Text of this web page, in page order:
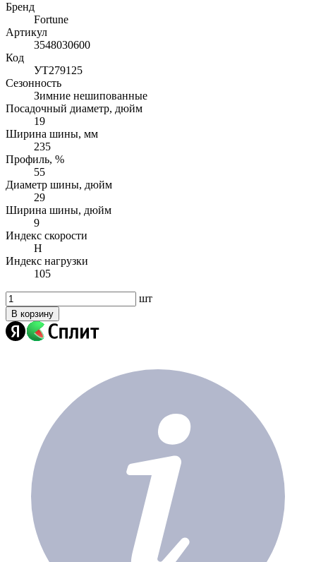
Бренд
Fortune
Артикул
3548030600
Код
УТ279125
Сезонность
Зимние нешипованные
Посадочный диаметр, дюйм
19
Ширина шины, мм
235
Профиль, %
55
Диаметр шины, дюйм
29
Ширина шины, дюйм
9
Индекс скорости
H
Индекс нагрузки
105
шт
В корзину